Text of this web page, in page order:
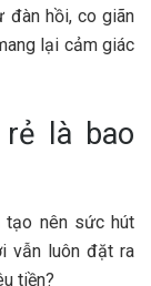
đàn hồi, co giãn
lại cảm giác
là bao
tạo nên sức hút
vẫn luôn đặt ra
tiền?